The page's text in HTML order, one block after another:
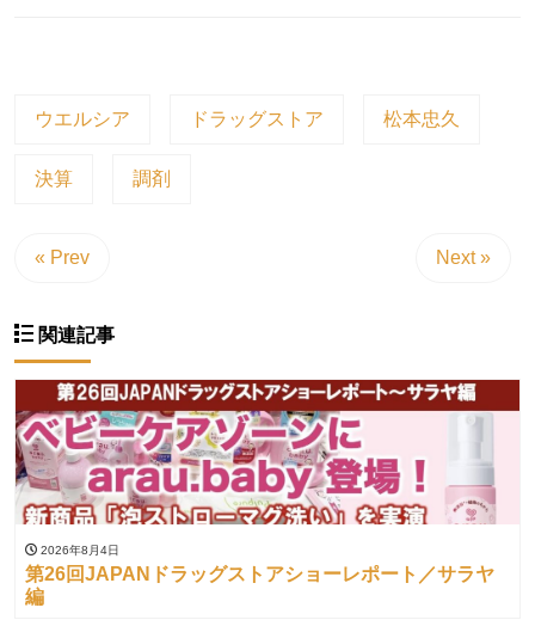
ウエルシア ドラッグストア 松本忠久
決算 調剤
« Prev Next »
関連記事
2026年8月4日
第26回JAPANドラッグストアショーレポート／サラヤ
編